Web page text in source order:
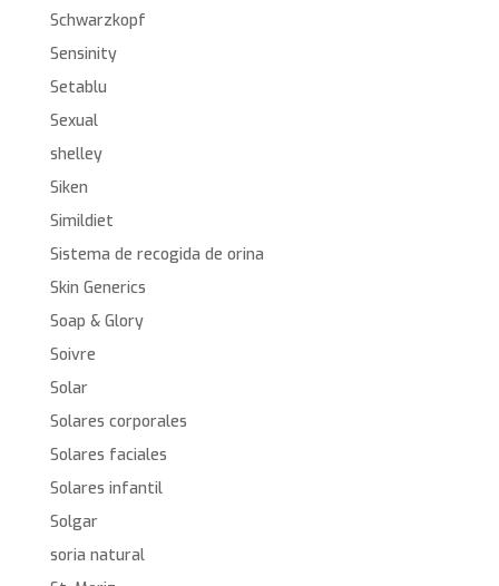
Schwarzkopf
Sensinity
Setablu
Sexual
shelley
Siken
Simildiet
Sistema de recogida de orina
Skin Generics
Soap & Glory
Soivre
Solar
Solares corporales
Solares faciales
Solares infantil
Solgar
soria natural